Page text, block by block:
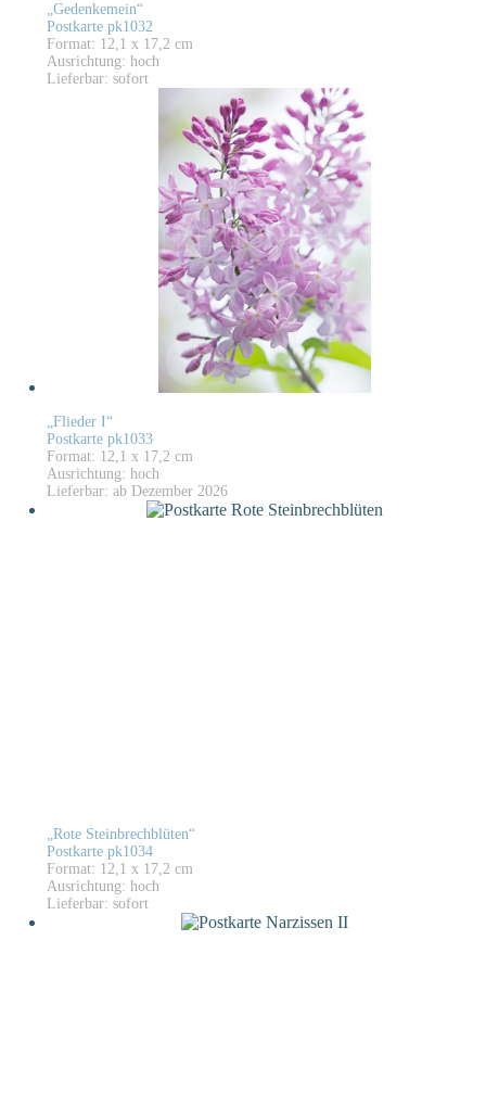
„Gedenkemein“
Postkarte pk1032
Format: 12,1 x 17,2 cm
Ausrichtung: hoch
Lieferbar: sofort
„Flieder I“
Postkarte pk1033
Format: 12,1 x 17,2 cm
Ausrichtung: hoch
Lieferbar: ab Dezember 2026
„Rote Steinbrechblüten“
Postkarte pk1034
Format: 12,1 x 17,2 cm
Ausrichtung: hoch
Lieferbar: sofort